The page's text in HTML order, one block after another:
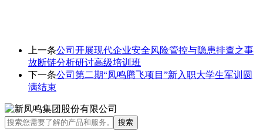
上一条公司开展现代企业安全风险管控与隐患排查之事
故断链分析研讨高级培训班
下一条公司第二期“凤鸣腾飞项目”新入职大学生军训圆
满结束